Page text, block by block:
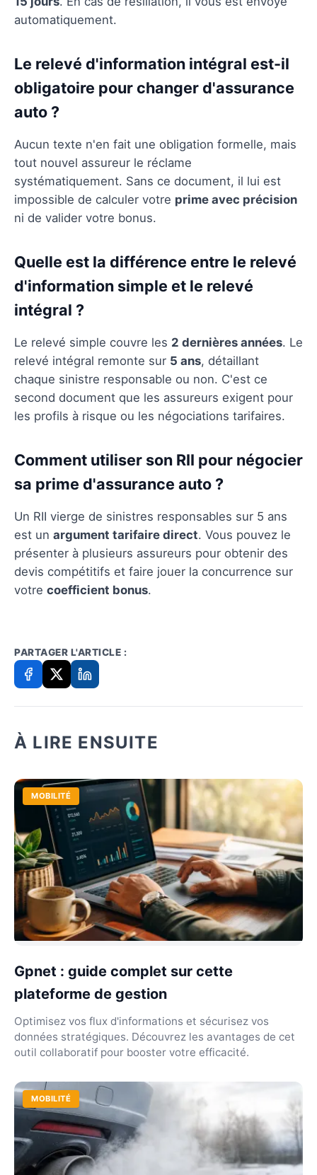
automatiquement.
Le relevé d'information intégral est-il
obligatoire pour changer d'assurance
auto ?
Aucun texte n'en fait une obligation formelle, mais
tout nouvel assureur le réclame
systématiquement. Sans ce document, il lui est
impossible de calculer votre prime avec précision
ni de valider votre bonus.
Quelle est la différence entre le relevé
d'information simple et le relevé
intégral ?
Le relevé simple couvre les 2 dernières années. Le
relevé intégral remonte sur 5 ans, détaillant
chaque sinistre responsable ou non. C'est ce
second document que les assureurs exigent pour
les profils à risque ou les négociations tarifaires.
Comment utiliser son RII pour négocier
sa prime d'assurance auto ?
Un RII vierge de sinistres responsables sur 5 ans
est un argument tarifaire direct. Vous pouvez le
présenter à plusieurs assureurs pour obtenir des
devis compétitifs et faire jouer la concurrence sur
votre coefficient bonus.
PARTAGER L'ARTICLE :
À LIRE ENSUITE
MOBILITÉ
Gpnet : guide complet sur cette
plateforme de gestion
Optimisez vos flux d'informations et sécurisez vos
données stratégiques. Découvrez les avantages de cet
outil collaboratif pour booster votre efficacité.
MOBILITÉ